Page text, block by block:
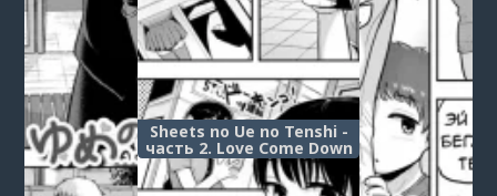
Sheets no Ue no Tenshi -
часть 2. Love Come Down